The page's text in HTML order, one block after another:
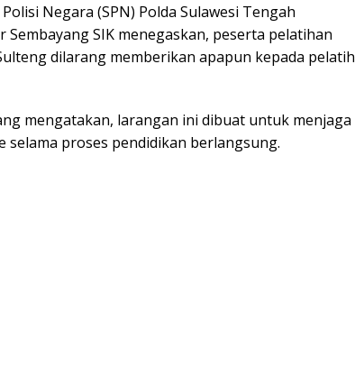
Negara (SPN) Polda Sulawesi Tengah
Sembayang SIK menegaskan, peserta pelatihan
dilarang memberikan apapun kepada pelatih
mengatakan, larangan ini dibuat untuk menjaga
proses pendidikan berlangsung.